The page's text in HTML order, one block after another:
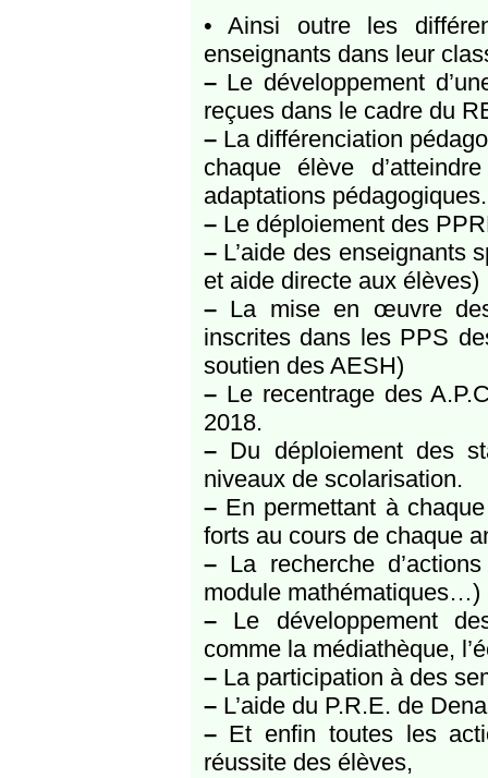
• Ainsi outre les
enseignants dans leur
–Le développement
reçues dans le cadre du
–La différenciation
chaque élève
adaptations pédagogiques.
–Le déploiement des
–L’aide des enseignants
et aide directe aux élèves)
–La mise en œuvre des
inscrites dans les PPS
soutien des AESH)
–Le recentrage des
2018.
–Du déploiement des
niveaux de scolarisation.
–En permettant à
forts au cours de chaque
–La recherche
module mathématiques…)
–Le développement
comme la médiathèque,
–La participation à des
–L’aide du P.R.E. de
–Et enfin toutes les
réussite des élèves,